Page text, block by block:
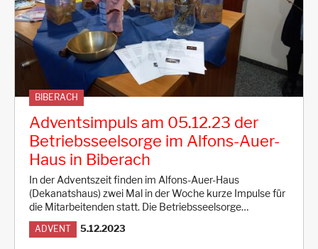
BIBERACH
Adventsimpuls am 05.12.23 der
Betriebsseelsorge im Alfons-Auer-
Haus in Biberach
In der Adventszeit finden im Alfons-Auer-Haus
(Dekanatshaus) zwei Mal in der Woche kurze Impulse für
die Mitarbeitenden statt. Die Betriebsseelsorge…
ADVENT 5.12.2023